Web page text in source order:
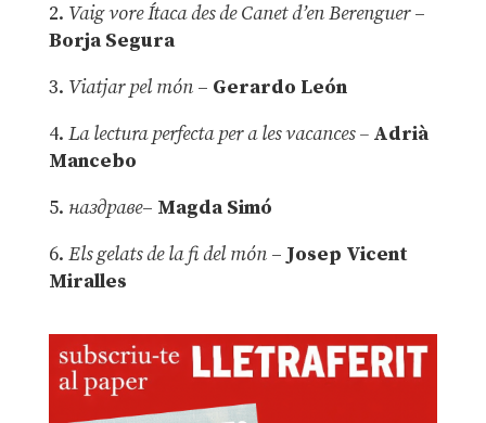
2. Vaig vore Ítaca des de Canet d’en Berenguer–
Borja Segura
3. Viatjar pel món – Gerardo León
4. La lectura perfecta per a les vacances –Adrià
Mancebo
5. наздраве– Magda Simó
6. Els gelats de la fi del món – Josep Vicent
Miralles